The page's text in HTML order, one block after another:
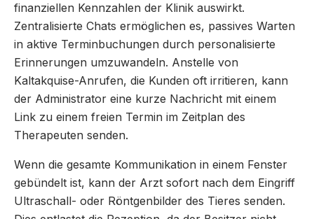
finanziellen Kennzahlen der Klinik auswirkt.
Zentralisierte Chats ermöglichen es, passives Warten
in aktive Terminbuchungen durch personalisierte
Erinnerungen umzuwandeln. Anstelle von
Kaltakquise-Anrufen, die Kunden oft irritieren, kann
der Administrator eine kurze Nachricht mit einem
Link zu einem freien Termin im Zeitplan des
Therapeuten senden.
Wenn die gesamte Kommunikation in einem Fenster
gebündelt ist, kann der Arzt sofort nach dem Eingriff
Ultraschall- oder Röntgenbilder des Tieres senden.